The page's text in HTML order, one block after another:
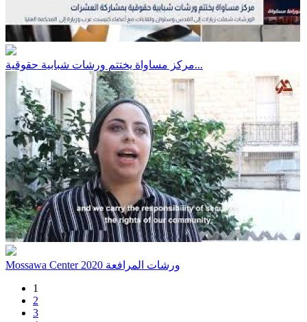
مركز مساواة يختتم ورشات شبابية حقوقية...
Mossawa Center ورشات المرافعة 2020
1
2
3